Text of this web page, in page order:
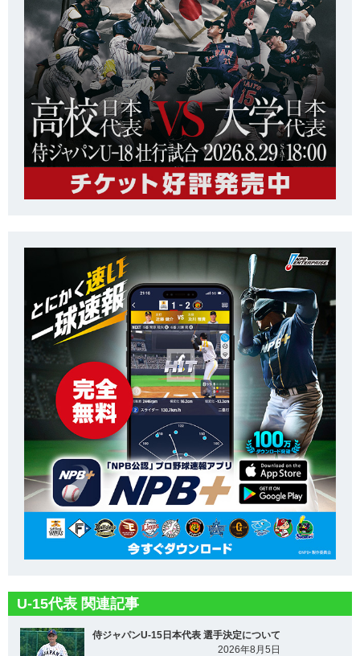
U-15代表 関連記事
侍ジャパンU-15日本代表 選手決定について
2026年8月5日